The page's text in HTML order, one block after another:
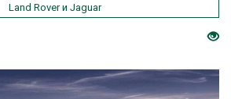
Land Rover и Jaguar